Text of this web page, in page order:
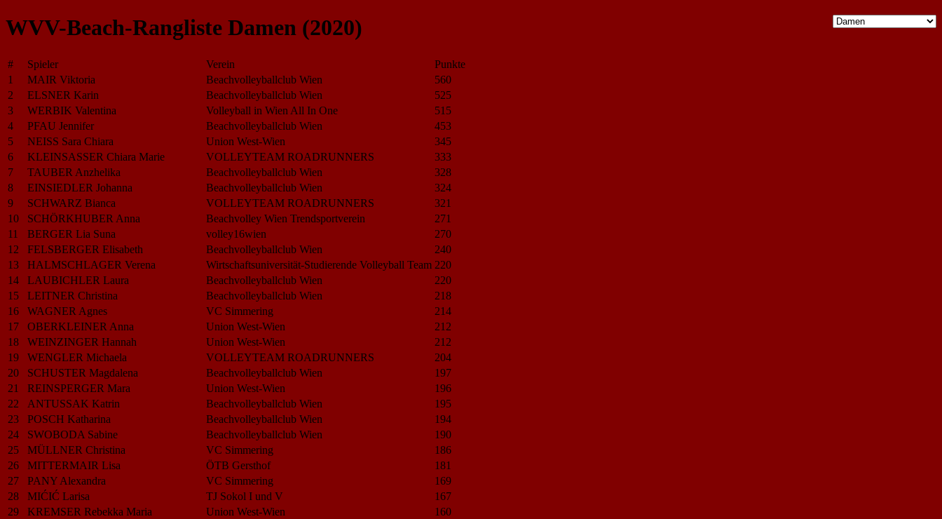
WVV-Beach-Rangliste Damen (2020)
# Spieler Verein
Punkte
1
MAIR Viktoria Beachvolleyballclub Wien
560
2
ELSNER Karin Beachvolleyballclub Wien
525
3
WERBIK Valentina Volleyball in Wien All In One
515
4
PFAU Jennifer Beachvolleyballclub Wien
453
5
NEISS Sara Chiara Union West-Wien
345
6
KLEINSASSER Chiara Marie VOLLEYTEAM ROADRUNNERS
333
7
TAUBER Anzhelika Beachvolleyballclub Wien
328
8
EINSIEDLER Johanna Beachvolleyballclub Wien
324
9
SCHWARZ Bianca VOLLEYTEAM ROADRUNNERS
321
10
SCHÖRKHUBER Anna Beachvolley Wien Trendsportverein
271
11
BERGER Lia Suna volley16wien
270
12
FELSBERGER Elisabeth Beachvolleyballclub Wien
240
13
HALMSCHLAGER Verena Wirtschaftsuniversität-Studierende Volleyball Team 220
14
LAUBICHLER Laura Beachvolleyballclub Wien
220
15
LEITNER Christina Beachvolleyballclub Wien
218
16
WAGNER Agnes VC Simmering
214
17
OBERKLEINER Anna Union West-Wien
212
18
WEINZINGER Hannah Union West-Wien
212
19
WENGLER Michaela VOLLEYTEAM ROADRUNNERS
204
20
SCHUSTER Magdalena Beachvolleyballclub Wien
197
21
REINSPERGER Mara Union West-Wien
196
22
ANTUSSAK Katrin Beachvolleyballclub Wien
195
23
POSCH Katharina Beachvolleyballclub Wien
194
24
SWOBODA Sabine Beachvolleyballclub Wien
190
25
MÜLLNER Christina VC Simmering
186
26
MITTERMAIR Lisa ÖTB Gersthof
181
27
PANY Alexandra VC Simmering
169
28
MIĆIĆ Larisa TJ Sokol I und V
167
29
KREMSER Rebekka Maria Union West-Wien 160